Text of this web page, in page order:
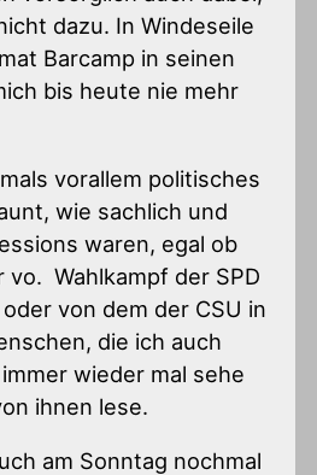
dazu. In Windeseile
Barcamp in seinen
bis heute nie mehr
vorallem politisches
wie sachlich und
waren, egal ob
vo. Wahlkampf der SPD
von dem der CSU in
die ich auch
wieder mal sehe
ihnen lese.
am Sonntag nochmal